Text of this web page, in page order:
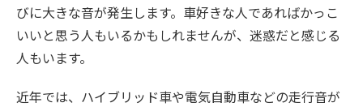
びに大きな音が発生します。車好きな人であればかっこ
いいと思う人もいるかもしれませんが、迷惑だと感じる
人もいます。
近年では、ハイブリッド車や電気自動車などの走行音が